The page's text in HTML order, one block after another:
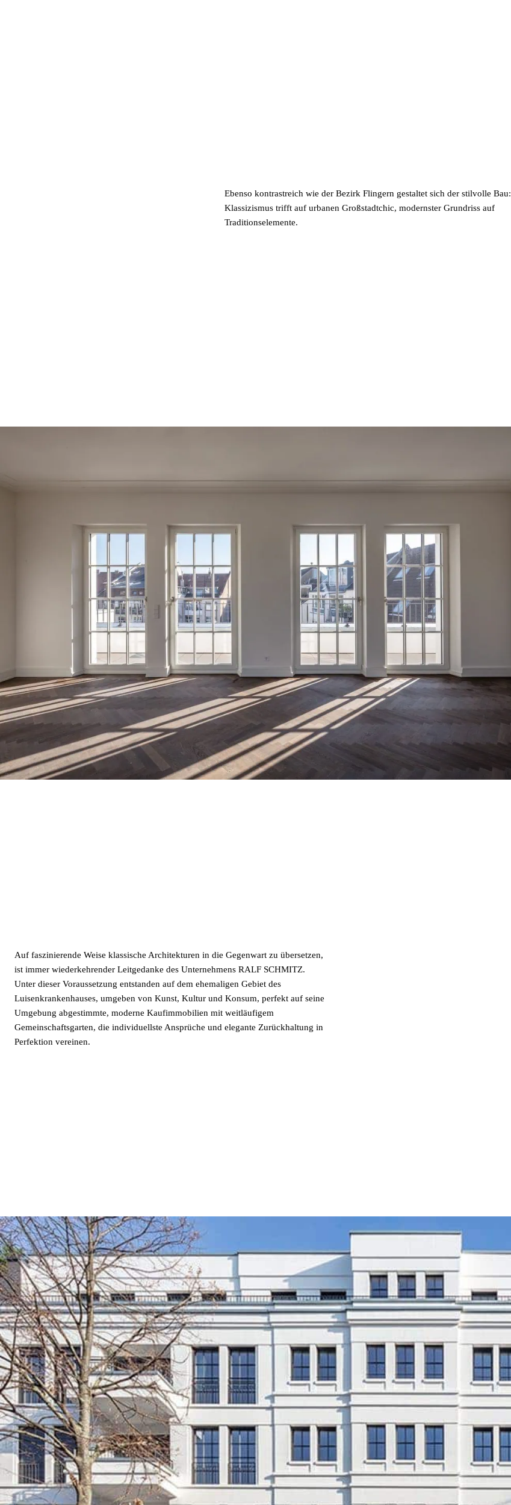
Ebenso kontrastreich wie der Bezirk Flingern gestaltet sich der stilvolle Bau:
Klassizismus trifft auf urbanen Großstadtchic, modernster Grundriss auf
Traditionselemente.
Auf faszinierende Weise klassische Architekturen in die Gegenwart zu übersetzen,
ist immer wiederkehrender Leitgedanke des Unternehmens RALF SCHMITZ.
Unter dieser Voraussetzung entstanden auf dem ehemaligen Gebiet des
Luisenkrankenhauses, umgeben von Kunst, Kultur und Konsum, perfekt auf seine
Umgebung abgestimmte, moderne Kaufimmobilien mit weitläufigem
Gemeinschaftsgarten, die individuellste Ansprüche und elegante Zurückhaltung in
Perfektion vereinen.